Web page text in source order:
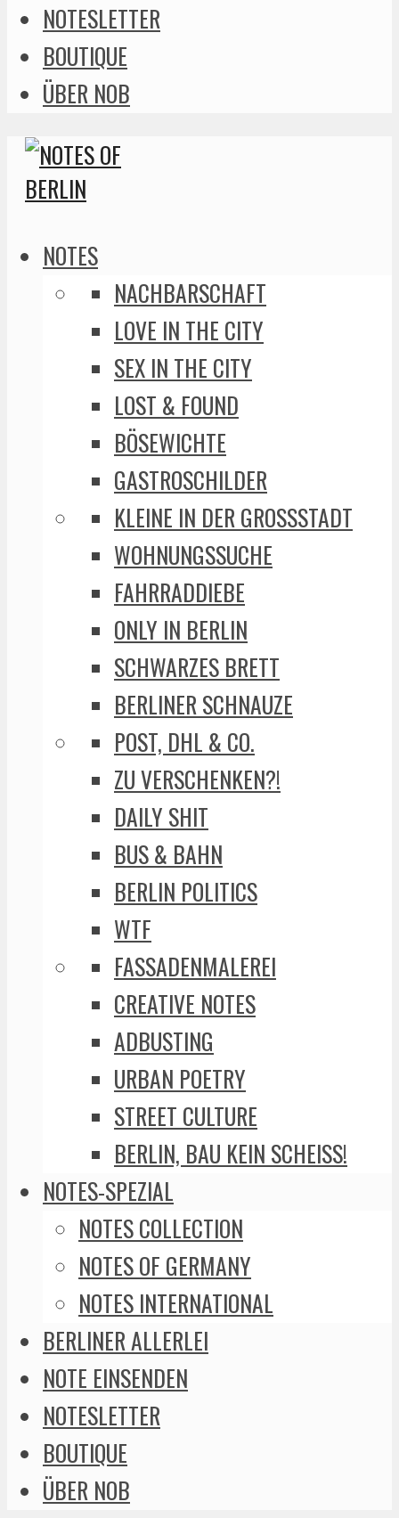
NOTESLETTER
BOUTIQUE
ÜBER NOB
NOTES
NACHBARSCHAFT
LOVE IN THE CITY
SEX IN THE CITY
LOST & FOUND
BÖSEWICHTE
GASTROSCHILDER
KLEINE IN DER GROSSSTADT
WOHNUNGSSUCHE
FAHRRADDIEBE
ONLY IN BERLIN
SCHWARZES BRETT
BERLINER SCHNAUZE
POST, DHL & CO.
ZU VERSCHENKEN?!
DAILY SHIT
BUS & BAHN
BERLIN POLITICS
WTF
FASSADENMALEREI
CREATIVE NOTES
ADBUSTING
URBAN POETRY
STREET CULTURE
BERLIN, BAU KEIN SCHEISS!
NOTES-SPEZIAL
NOTES COLLECTION
NOTES OF GERMANY
NOTES INTERNATIONAL
BERLINER ALLERLEI
NOTE EINSENDEN
NOTESLETTER
BOUTIQUE
ÜBER NOB